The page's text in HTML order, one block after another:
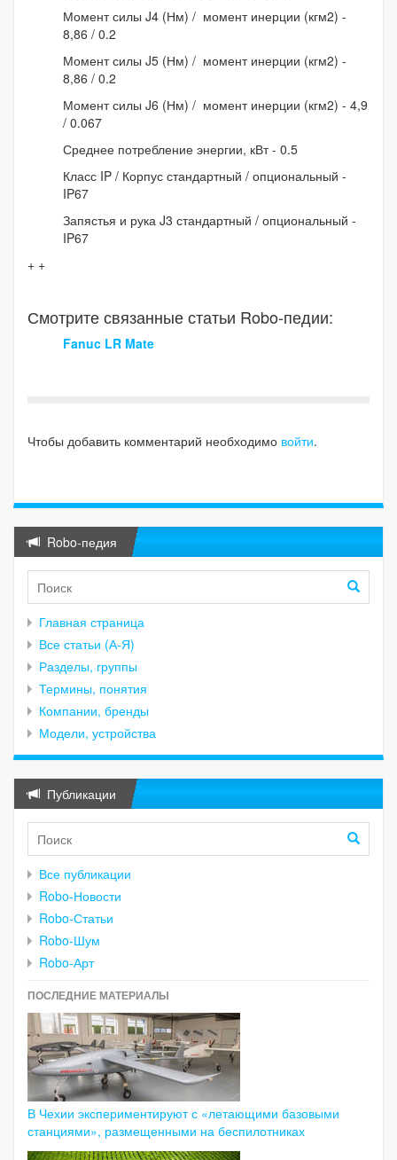
Момент силы J4 (Нм) / момент инерции (кгм2) -
8,86 / 0.2
Момент силы J5 (Нм) / момент инерции (кгм2) -
8,86 / 0.2
Момент силы J6 (Нм) / момент инерции (кгм2) - 4,9
/ 0.067
Среднее потребление энергии, кВт - 0.5
Класс IP / Корпус стандартный / опциональный -
IP67
Запястья и рука J3 стандартный / опциональный -
IP67
+ +
Смотрите связанные статьи Robo-педии:
Fanuc LR Mate
Чтобы добавить комментарий необходимо войти.
Robo-педия
Главная страница
Все статьи (А-Я)
Разделы, группы
Термины, понятия
Компании, бренды
Модели, устройства
Публикации
Все публикации
Robo-Новости
Robo-Статьи
Robo-Шум
Robo-Арт
ПОСЛЕДНИЕ МАТЕРИАЛЫ
В Чехии экспериментируют с «летающими базовыми
станциями», размещенными на беспилотниках